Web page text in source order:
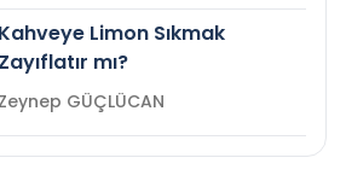
Kahveye Limon Sıkmak
Zayıflatır mı?
Zeynep GÜÇLÜCAN